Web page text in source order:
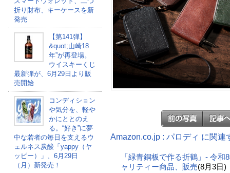
折り財布、キーケースを新
発売
【第141弾】
&quot;山崎18
年”が再登場。
ウイスキーくじ
最新弾が、6月29日より販
売開始
コンディション
や気分を、軽や
かにととのえ
る。“好き”に夢
中な若者の毎日を支えるウ
ェルネス炭酸「yappy（ヤ
ッピー）」、6月29日
（月）新発売！
Amazon.co.jp : パロディ に関連
「緑青銅板で作る折鶴」- 令
ャリティー商品、販売(8月3日)